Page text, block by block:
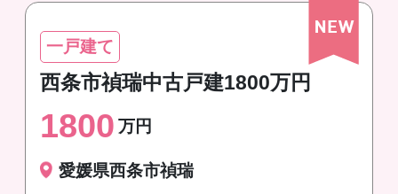
一戸建て
西条市禎瑞中古戸建1800万円
1800 万円
愛媛県西条市禎瑞